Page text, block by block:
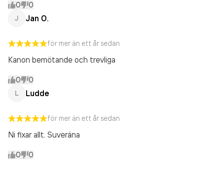
0 0
J Jan O.
för mer än ett år sedan
Kanon bemötande och trevliga
0 0
L Ludde
för mer än ett år sedan
Ni fixar allt. Suveräna
0 0